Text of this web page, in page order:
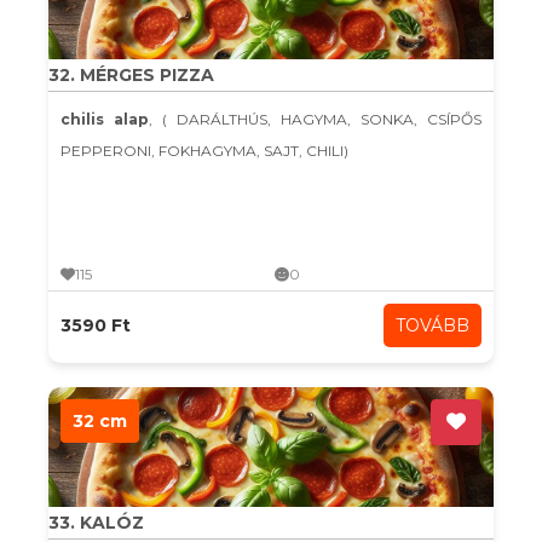
32. MÉRGES PIZZA
chilis alap, ( DARÁLTHÚS, HAGYMA, SONKA, CSÍPŐS
PEPPERONI, FOKHAGYMA, SAJT, CHILI)
115 0
3590 Ft TOVÁBB
32 cm
33. KALÓZ